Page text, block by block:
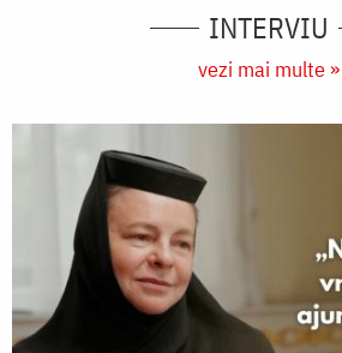
INTERVIU
vezi mai multe »